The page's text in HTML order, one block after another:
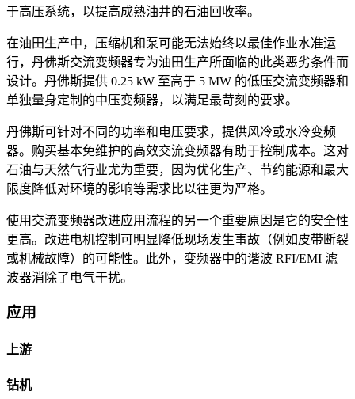
于高压系统，以提高成熟油井的石油回收率。
在油田生产中，压缩机和泵可能无法始终以最佳作业水准运
行，丹佛斯交流变频器专为油田生产所面临的此类恶劣条件而
设计。丹佛斯提供 0.25 kW 至高于 5 MW 的低压交流变频器和
单独量身定制的中压变频器，以满足最苛刻的要求。
丹佛斯可针对不同的功率和电压要求，提供风冷或水冷变频
器。购买基本免维护的高效交流变频器有助于控制成本。这对
石油与天然气行业尤为重要，因为优化生产、节约能源和最大
限度降低对环境的影响等需求比以往更为严格。
使用交流变频器改进应用流程的另一个重要原因是它的安全性
更高。改进电机控制可明显降低现场发生事故（例如皮带断裂
或机械故障）的可能性。此外，变频器中的谐波 RFI/EMI 滤
波器消除了电气干扰。
应用
上游
钻机